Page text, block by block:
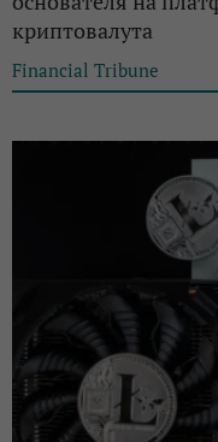
криптовалута
Financial Tribune